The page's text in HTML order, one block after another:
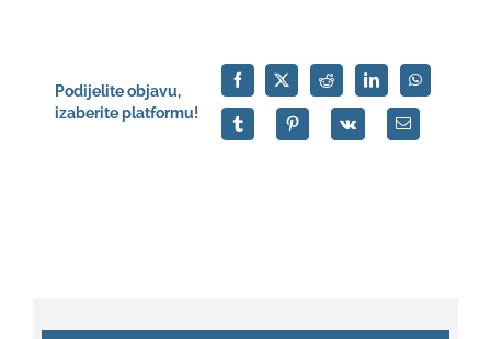
Podijelite objavu,
izaberite platformu!